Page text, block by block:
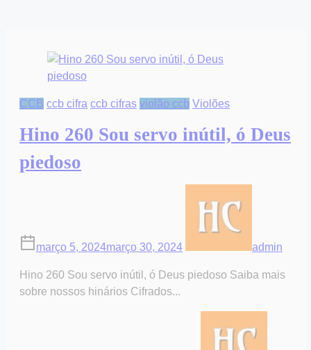
CCB ccb cifra ccb cifras violão ccb Violões
Hino 260 Sou servo inútil, ó Deus
piedoso
março 5, 2024março 30, 2024 admin
Hino 260 Sou servo inútil, ó Deus piedoso Saiba mais
sobre nossos hinários Cifrados...